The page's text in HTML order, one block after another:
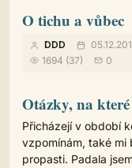
O tichu a vůbec
DDD
1694 (37)
0
Otázky, na
Přicházejí v období
vzpomínám, také mi
propasti. Padala